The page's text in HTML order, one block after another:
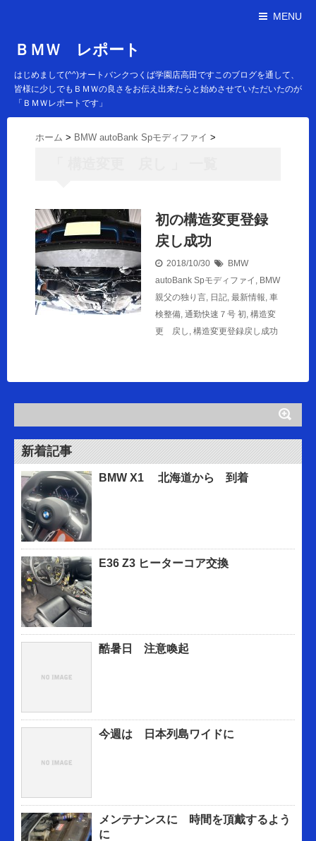
MENU
ＢＭＷ レポート
はじめまして(^^)オートバンクつくば学園店高田ですこのブログを通して、
皆様に少しでもＢＭＷの良さをお伝え出来たらと始めさせていただいたのが
「ＢＭＷレポートです」
ホーム > BMW autoBank Spモディファイ >
初の構造変更登録
戻し成功
2018/10/30
BMW
autoBank Spモディファイ , BMW
親父の独り言, 日記, 最新情報, 車
検整備, 通勤快速７号 初, 構造変
更 戻し , 構造変更登録戻し成功
新着記事
BMW X1 北海道から 到着
E36 Z3 ヒーターコア交換
酷暑日 注意喚起
今週は 日本列島ワイドに
メンテナンスに 時間を頂戴するよう
に